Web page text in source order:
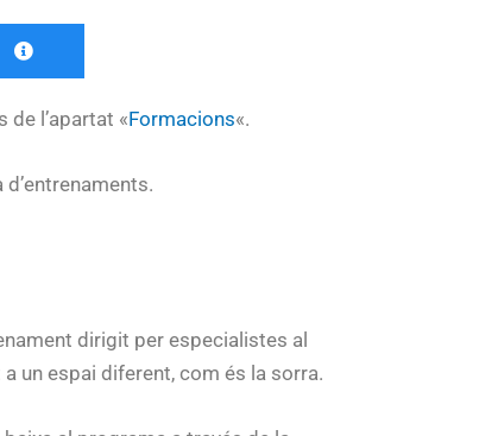
l’apartat «Formacions«.
dirigit per especialistes al
un espai diferent, com és la sorra.